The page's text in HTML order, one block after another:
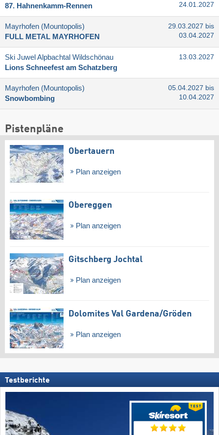
87. Hahnenkamm-Rennen
24.01.2027
Mayrhofen (Mountopolis)
FULL METAL MAYRHOFEN
29.03.2027 bis
03.04.2027
Ski Juwel Alpbachtal Wildschönau
Lions Schneefest am Schatzberg
13.03.2027
Mayrhofen (Mountopolis)
Snowbombing
05.04.2027 bis
10.04.2027
Pistenpläne
Obertauern
Plan anzeigen
Obereggen
Plan anzeigen
Gitschberg Jochtal
Plan anzeigen
Dolomites Val Gardena/​Gröden
Plan anzeigen
Testberichte